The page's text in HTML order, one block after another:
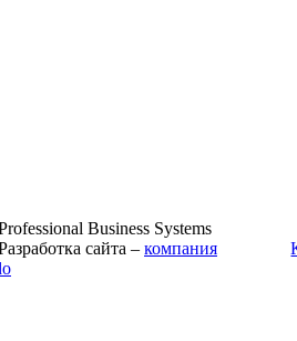
Business Systems
сайта – компания